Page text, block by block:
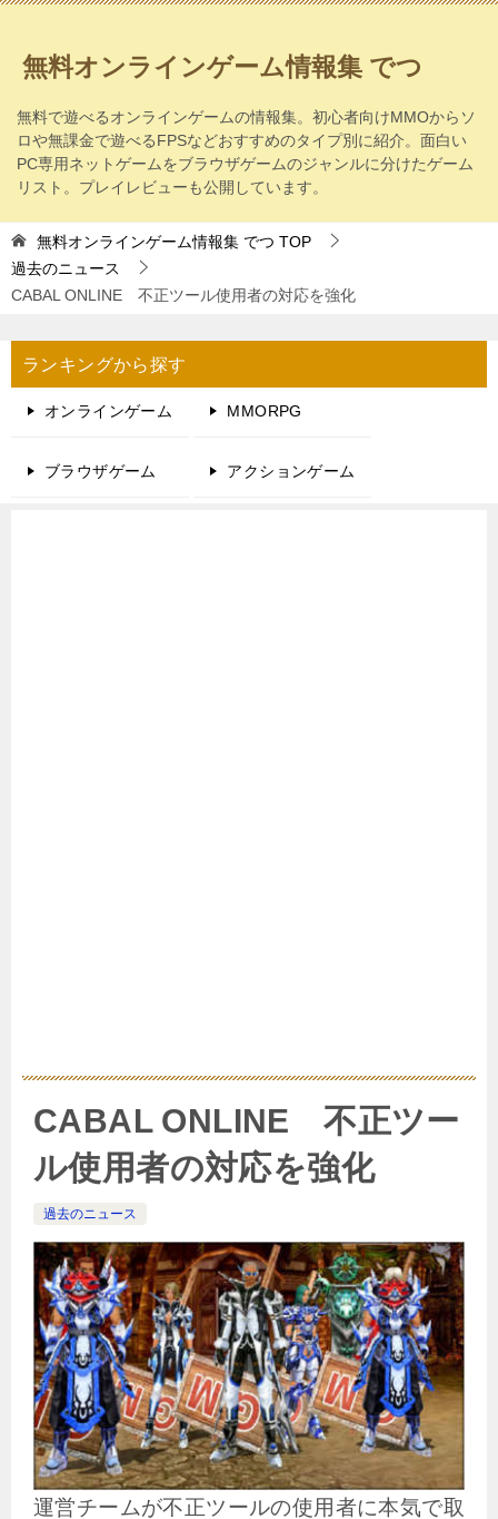
無料オンラインゲーム情報集 でつ
無料で遊べるオンラインゲームの情報集。初心者向けMMOからソ
ロや無課金で遊べるFPSなどおすすめのタイプ別に紹介。面白い
PC専用ネットゲームをブラウザゲームのジャンルに分けたゲーム
リスト。プレイレビューも公開しています。
無料オンラインゲーム情報集 でつ TOP
過去のニュース
CABAL ONLINE 不正ツール使用者の対応を強化
ランキングから探す
オンラインゲーム MMORPG
ブラウザゲーム アクションゲーム
CABAL ONLINE 不正ツー
ル使用者の対応を強化
過去のニュース
運営チームが不正ツールの使用者に本気で取